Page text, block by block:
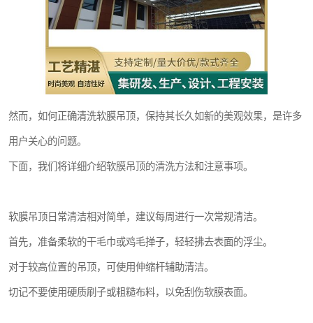
然而，如何正确清洗软膜吊顶，保持其长久如新的美观效果，是许多
用户关心的问题。
下面，我们将详细介绍软膜吊顶的清洗方法和注意事项。
软膜吊顶日常清洁相对简单，建议每周进行一次常规清洁。
首先，准备柔软的干毛巾或鸡毛掸子，轻轻拂去表面的浮尘。
对于较高位置的吊顶，可使用伸缩杆辅助清洁。
切记不要使用硬质刷子或粗糙布料，以免刮伤软膜表面。